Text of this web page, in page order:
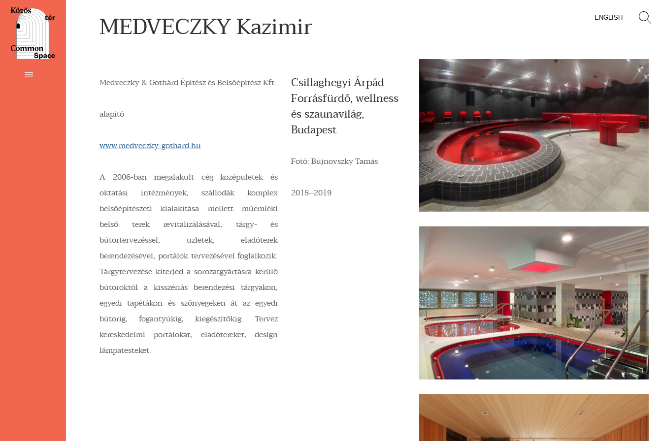
ENGLISH
MEDVECZKY Kazimir
Medveczky & Gothárd Építész és Belsőépítész Kft.
alapító
www.medveczky-gothard.hu
A 2006-ban megalakult cég középületek és
oktatási intézmények, szállodák komplex
belsőépítészeti kialakítása mellett műemléki
belső terek revitalizálásával, tárgy- és
bútortervezéssel, üzletek, eladóterek
berendezésével, portálok tervezésével foglalkozik.
Tárgytervezése kiterjed a sorozatgyártásra kerülő
bútoroktól a kisszériás berendezési tárgyakon,
egyedi tapétákon és szőnyegeken át az egyedi
bútorig, fogantyúkig, kiegészítőkig. Tervez
kereskedelmi portálokat, eladótereket, design
lámpatesteket.
Csillaghegyi Árpád
Forrásfürdő, wellness
és szaunavilág,
Budapest
Fotó: Bujnovszky Tamás
2018–2019